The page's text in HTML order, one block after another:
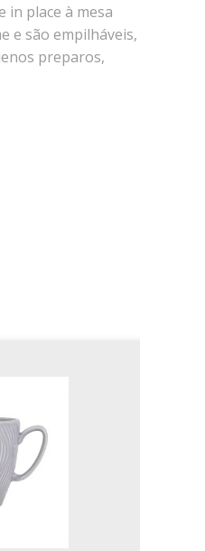
in place à mesa
e são empilháveis,
preparos,